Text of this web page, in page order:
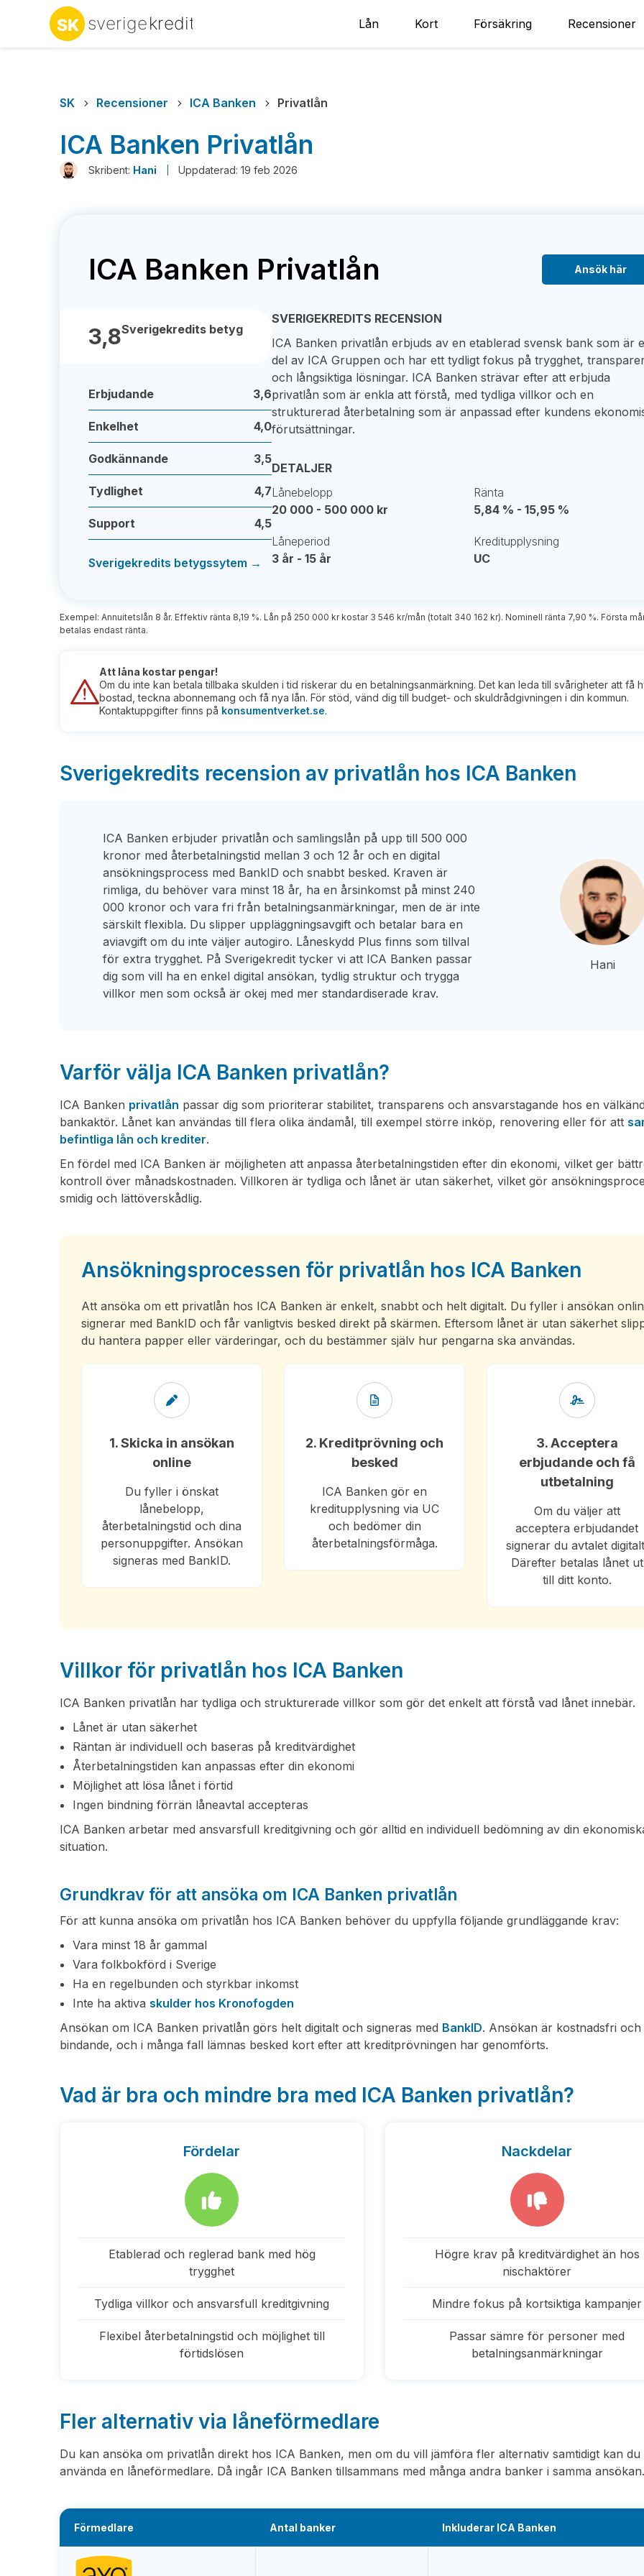
Lån Kort Försäkring Recensioner
SK Recensioner ICA Banken Privatlån
ICA Banken Privatlån
Skribent: Hani Uppdaterad: 19 feb 2026
ICA Banken Privatlån Ansök här
3,8Sverigekredits betyg
Erbjudande 3,6
Enkelhet 4,0
Godkännande 3,5
Tydlighet 4,7
Support 4,5
Sverigekredits betygssytem →
SVERIGEKREDITS RECENSION
ICA Banken privatlån erbjuds av en etablerad svensk bank som är
del av ICA Gruppen och har ett tydligt fokus på trygghet,
och långsiktiga lösningar. ICA Banken strävar efter att erbjuda
privatlån som är enkla att förstå, med tydliga villkor och en
strukturerad återbetalning som är anpassad efter kundens
förutsättningar.
DETALJER
Lånebelopp
20 000 - 500 000 kr
Ränta
5,84 % - 15,95 %
Låneperiod
3 år - 15 år
Kreditupplysning
UC
Exempel: Annuitetslån 8 år. Effektiv ränta 8,19 %. Lån på 250 000 kr kostar 3 546 kr/mån (totalt 340 162 kr). Nominell ränta 7,90 %. Första
betalas endast ränta.
Att låna kostar pengar!
Om du inte kan betala tillbaka skulden i tid riskerar du en betalningsanmärkning. Det kan leda till svårigheter att få
bostad, teckna abonnemang och få nya lån. För stöd, vänd dig till budget- och skuldrådgivningen i din kommun.
Kontaktuppgifter finns på konsumentverket.se.
Sverigekredits recension av privatlån hos ICA Banken
ICA Banken erbjuder privatlån och samlingslån på upp till 500 000
kronor med återbetalningstid mellan 3 och 12 år och en digital
ansökningsprocess med BankID och snabbt besked. Kraven är
rimliga, du behöver vara minst 18 år, ha en årsinkomst på minst 240
000 kronor och vara fri från betalningsanmärkningar, men de är inte
särskilt flexibla. Du slipper uppläggningsavgift och betalar bara en
aviavgift om du inte väljer autogiro. Låneskydd Plus finns som tillval
för extra trygghet. På Sverigekredit tycker vi att ICA Banken passar
dig som vill ha en enkel digital ansökan, tydlig struktur och trygga
villkor men som också är okej med mer standardiserade krav.
Hani
Varför välja ICA Banken privatlån?
ICA Banken privatlån passar dig som prioriterar stabilitet, transparens och ansvarstagande hos en
bankaktör. Lånet kan användas till flera olika ändamål, till exempel större inköp, renovering eller för att
befintliga lån och krediter.
En fördel med ICA Banken är möjligheten att anpassa återbetalningstiden efter din ekonomi, vilket ger
kontroll över månadskostnaden. Villkoren är tydliga och lånet är utan säkerhet, vilket gör
smidig och lättöverskådlig.
Ansökningsprocessen för privatlån hos ICA Banken
Att ansöka om ett privatlån hos ICA Banken är enkelt, snabbt och helt digitalt. Du fyller i ansökan
signerar med BankID och får vanligtvis besked direkt på skärmen. Eftersom lånet är utan säkerhet
du hantera papper eller värderingar, och du bestämmer själv hur pengarna ska användas.
1. Skicka in ansökan
online
Du fyller i önskat
lånebelopp,
återbetalningstid och dina
personuppgifter. Ansökan
signeras med BankID.
2. Kreditprövning och
besked
ICA Banken gör en
kreditupplysning via UC
och bedömer din
återbetalningsförmåga.
3. Acceptera
erbjudande och få
utbetalning
Om du väljer att
acceptera erbjudandet
signerar du avtalet
Därefter betalas lånet ut
till ditt konto.
Villkor för privatlån hos ICA Banken
ICA Banken privatlån har tydliga och strukturerade villkor som gör det enkelt att förstå vad lånet innebär.
Lånet är utan säkerhet
Räntan är individuell och baseras på kreditvärdighet
Återbetalningstiden kan anpassas efter din ekonomi
Möjlighet att lösa lånet i förtid
Ingen bindning förrän låneavtal accepteras
ICA Banken arbetar med ansvarsfull kreditgivning och gör alltid en individuell bedömning av din
situation.
Grundkrav för att ansöka om ICA Banken privatlån
För att kunna ansöka om privatlån hos ICA Banken behöver du uppfylla följande grundläggande krav:
Vara minst 18 år gammal
Vara folkbokförd i Sverige
Ha en regelbunden och styrkbar inkomst
Inte ha aktivaskulder hos Kronofogden
Ansökan om ICA Banken privatlån görs helt digitalt och signeras med BankID. Ansökan är kostnadsfri och
bindande, och i många fall lämnas besked kort efter att kreditprövningen har genomförts.
Vad är bra och mindre bra med ICA Banken privatlån?
Fördelar
Etablerad och reglerad bank med hög
trygghet
Tydliga villkor och ansvarsfull kreditgivning
Flexibel återbetalningstid och möjlighet till
förtidslösen
Nackdelar
Högre krav på kreditvärdighet än hos
nischaktörer
Mindre fokus på kortsiktiga kampanjer
Passar sämre för personer med
betalningsanmärkningar
Fler alternativ via låneförmedlare
Du kan ansöka om privatlån direkt hos ICA Banken, men om du vill jämföra fler alternativ samtidigt kan du
använda en låneförmedlare. Då ingår ICA Banken tillsammans med många andra banker i samma
Förmedlare Antal banker Inkluderar ICA Banken